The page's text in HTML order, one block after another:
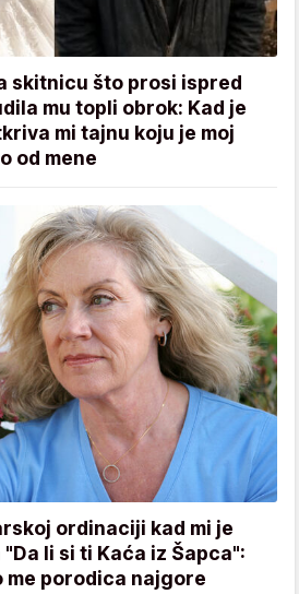
skitnicu što prosi ispred
mu topli obrok: Kad je
mi tajnu koju je moj
od mene
ordinaciji kad mi je
li si ti Kaća iz Šapca":
me porodica najgore